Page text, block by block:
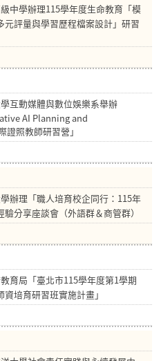
中學辦理115學年度生命教育「模
元評量與學習歷程檔案設計」研習
互動媒體與數位娛樂系舉辦
AI Planning and
照教師研習營」
辦理「職人培育校企同行：115年
分享座談會（外語群＆商管群）
育局「臺北市115學年度第1學期
培育研習班實施計畫」